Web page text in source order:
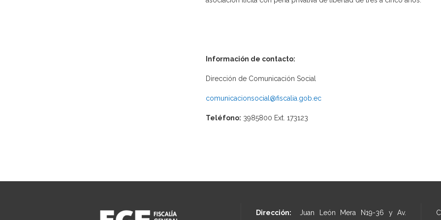
Información de contacto:
Dirección de Comunicación Social
comunicacionsocial@fiscalia.gob.ec
Teléfono: 3985800 Ext. 173123
Dirección: Juan León Mera N19-36 y Av.